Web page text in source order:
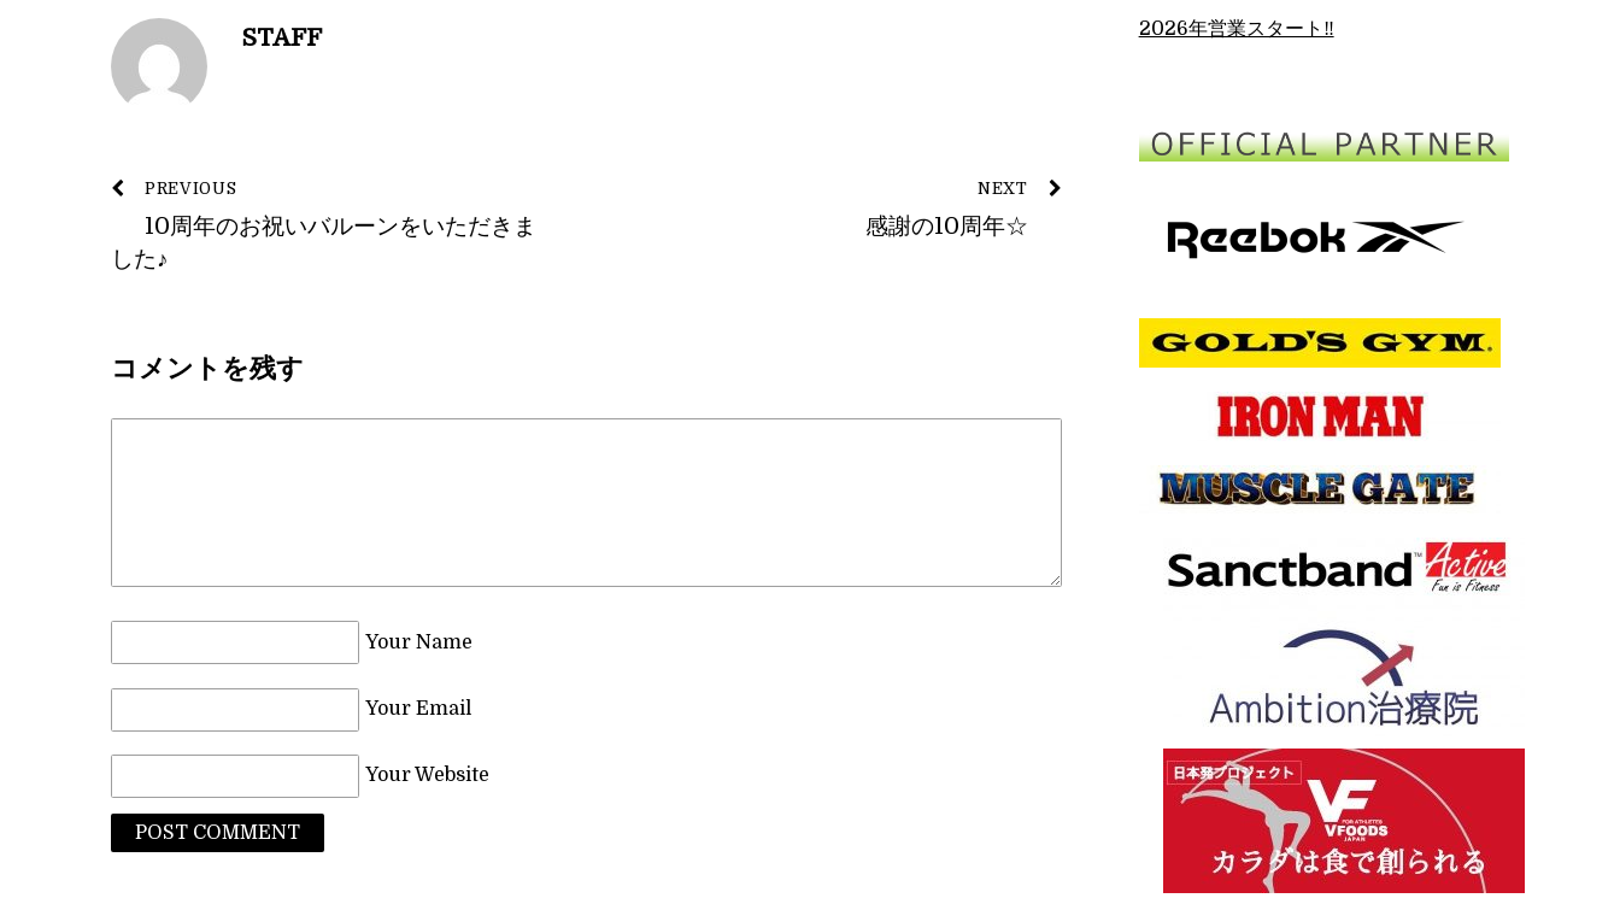
STAFF
PREVIOUS
10周年のお祝いバルーンをいただきま
した♪
NEXT
感謝の10周年☆
コメントを残す
Your Name
Your Email
Your Website
2026年営業スタート‼︎